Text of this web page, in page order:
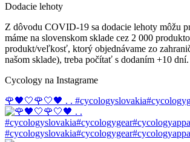
Dodacie lehoty
Z dôvodu COVID-19 sa dodacie lehoty môžu
máme na slovenskom sklade cez 2 000
produkt/veľkosť, ktorý objednávame zo
našom sklade), treba počítať s dodaním +10 dní.
Cycology na Instagrame
🌹🖤🤍🌹🤍🖤 . .